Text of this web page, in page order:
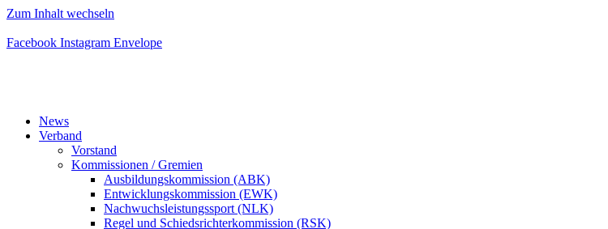
Zum Inhalt wechseln
Facebook Instagram Envelope
News
Verband
Vorstand
Kommissionen / Gremien
Ausbildungskommission (ABK)
Entwicklungskommission (EWK)
Nachwuchsleistungssport (NLK)
Regel und Schiedsrichterkommission (RSK)